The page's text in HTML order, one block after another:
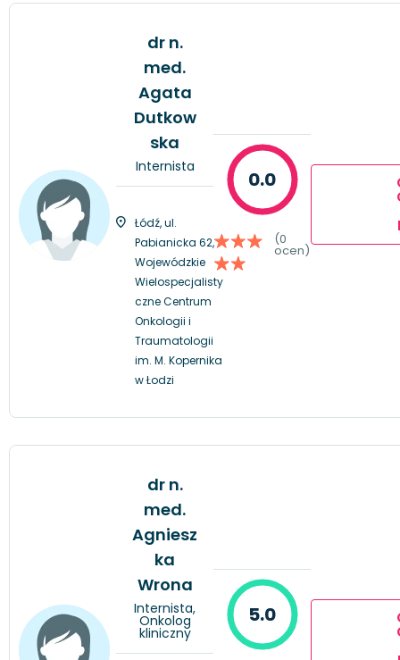
dr n.
med.
Agata
Dutkow
ska
Internista
Łódź, ul.
Pabianicka 62,
Wojewódzkie
Wielospecjalisty
czne Centrum
Onkologii i
Traumatologii
im. M. Kopernika
w Łodzi
0.0
(0
ocen)
dr n.
med.
Agniesz
ka
Wrona
Internista,
Onkolog
kliniczny
5.0